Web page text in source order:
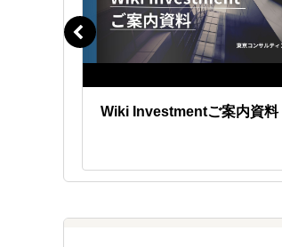
Wiki Investmentご案内資料